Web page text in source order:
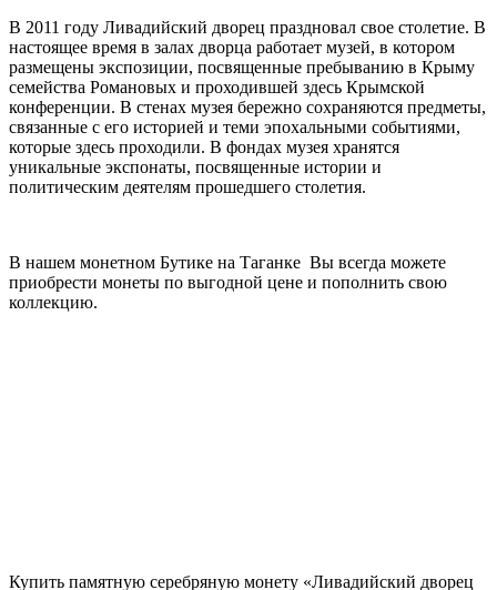
В 2011 году Ливадийский дворец праздновал свое столетие. В
настоящее время в залах дворца работает музей, в котором
размещены экспозиции, посвященные пребыванию в Крыму
семейства Романовых и проходившей здесь Крымской
конференции. В стенах музея бережно сохраняются предметы,
связанные с его историей и теми эпохальными событиями,
которые здесь проходили. В фондах музея хранятся
уникальные экспонаты, посвященные истории и
политическим деятелям прошедшего столетия.
В нашем монетном Бутике на Таганке Вы всегда можете
приобрести монеты по выгодной цене и пополнить свою
коллекцию.
Купить памятную серебряную монету «Ливадийский дворец